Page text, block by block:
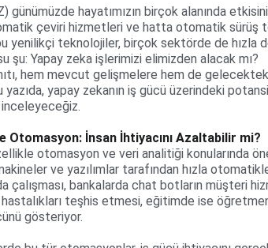
günümüzde hayatımızın birçok alanında
çeviri hizmetleri ve hatta otomatik sürüş
yenilikçi teknolojiler, birçok sektörde de hızla
şu: Yapay zeka işlerimizi elimizden alacak mı?
hem mevcut gelişmelere hem de
yapay zekanın iş gücü üzerindeki
inceleyeceğiz.
Otomasyon: İnsan İhtiyacını Azaltabilir mi?
otomasyon ve veri analitiği konularında
ve yazılımlar tarafından hızla
çalışması, bankalarda chat botların müşteri
hastalıkları teşhis etmesi, eğitimde ise
gösteriyor.